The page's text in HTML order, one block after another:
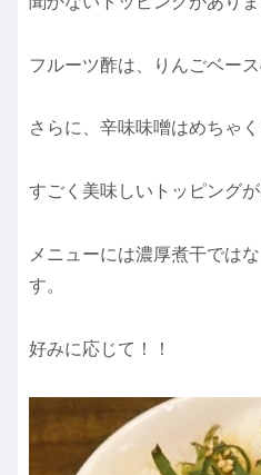
フルーツ酢は、りんごベース
さらに、辛味味噌はめちゃ
すごく美味しいトッピングが
メニューには濃厚煮干では
す。
好みに応じて！！